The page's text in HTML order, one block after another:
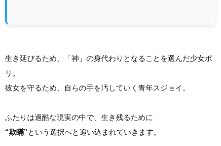
生き延びるため、「神」の身代わりとなることを選んだ少女ポ
リ。
彼女を守るため、自らの手を汚していく青年スジョイ。
ふたりは過酷な現実の中で、生き残るために
“欺瞞”という選択へと追い込まれていきます。